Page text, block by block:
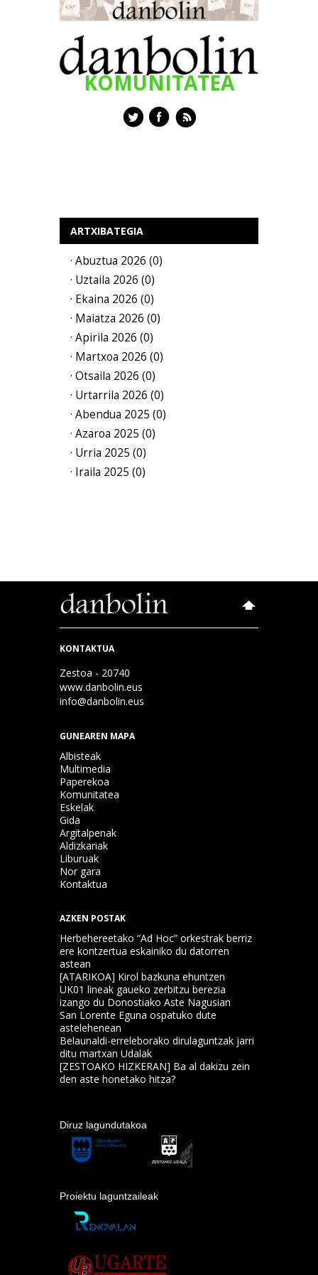
KOMUNITATEA
ARTXIBATEGIA
· Abuztua 2026 (0)
· Uztaila 2026 (0)
· Ekaina 2026 (0)
· Maiatza 2026 (0)
· Apirila 2026 (0)
· Martxoa 2026 (0)
· Otsaila 2026 (0)
· Urtarrila 2026 (0)
· Abendua 2025 (0)
· Azaroa 2025 (0)
· Urria 2025 (0)
· Iraila 2025 (0)
KONTAKTUA
Zestoa - 20740
www.danbolin.eus
info@danbolin.eus
GUNEAREN MAPA
Albisteak
Multimedia
Paperekoa
Komunitatea
Eskelak
Gida
Argitalpenak
Aldizkariak
Liburuak
Nor gara
Kontaktua
AZKEN POSTAK
Herbehereetako “Ad Hoc” orkestrak berriz
ere kontzertua eskainiko du datorren
astean
[ATARIKOA] Kirol bazkuna ehuntzen
UK01 lineak gaueko zerbitzu berezia
izango du Donostiako Aste Nagusian
San Lorente Eguna ospatuko dute
astelehenean
Belaunaldi-erreleborako dirulaguntzak jarri
ditu martxan Udalak
[ZESTOAKO HIZKERAN] Ba al dakizu zein
den aste honetako hitza?
Diruz lagundutakoa
Proiektu laguntzaileak